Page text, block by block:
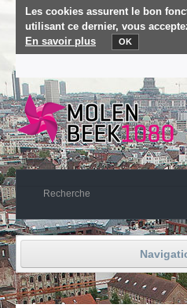
Les cookies assurent le bon
utilisant ce dernier, vous
En savoir plus
OK
Accueil